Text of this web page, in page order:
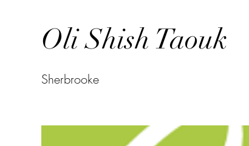
Oli Shish Taouk
Sherbrooke